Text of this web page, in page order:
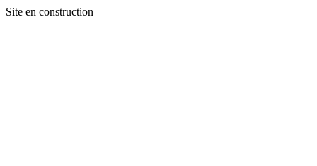
Site en construction